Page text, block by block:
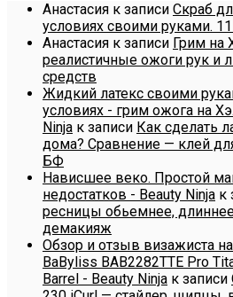
Анастасия к записи Скраб
условиях своими руками.
Анастасия к записи Грим на
реалистичные ожоги рук и
средств
Жидкий латекс своими
условиях - грим ожога на
Ninja к записи Как сделать
дома? Сравнение — клей
БФ
Нависшее веко. Простой
недостатков - Beauty Ninja к
ресницы обьемнее,
демакияж
Обзор и отзыв визажиста
BaByliss BAB2282TTE Pro
Barrel - Beauty Ninja к записи